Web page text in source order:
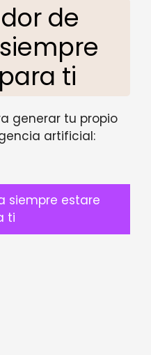
de
ti
generar tu propio
artificial:
siempre estare
ti